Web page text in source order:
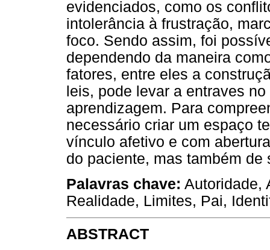
evidenciados, como os
intolerância à frustração,
foco. Sendo assim, foi
dependendo da maneira
fatores, entre eles a
leis, pode levar a entraves
aprendizagem. Para
necessário criar um espaço
vínculo afetivo e com
do paciente, mas também de
Palavras chave: Autoridade,
Realidade, Limites, Pai,
ABSTRACT